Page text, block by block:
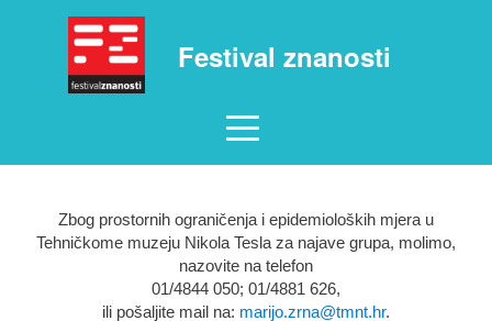
Festival znanosti
Zbog prostornih ograničenja i epidemioloških mjera u
Tehničkome muzeju Nikola Tesla za najave grupa, molimo,
nazovite na telefon
01/4844 050; 01/4881 626,
ili pošaljite mail na: marijo.zrna@tmnt.hr.